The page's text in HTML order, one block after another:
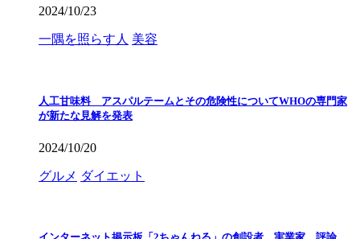
2024/10/23
一隅を照らす人 美容
人工甘味料 アスパルテームとその危険性についてWHOの専門家
が新たな見解を発表
2024/10/20
グルメ ダイエット